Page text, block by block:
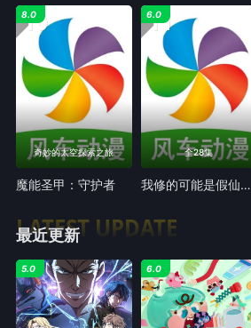
10
奇妙的太空探索之旅
8.0
魔能圣甲：守护者
11
全28集
6.0
我修的可能是假仙动态漫
最近更新
LATEST UPDATE
5.0 6.0